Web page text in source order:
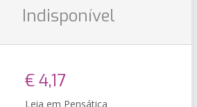
Indisponível
€ 4,17
Leia em Pensática